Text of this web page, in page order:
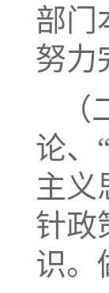
部门
努力
论、
主义
针政
识。